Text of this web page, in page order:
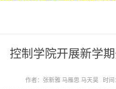
控制学院开展新学
作者：张新雅 马雁思 马天昊 时